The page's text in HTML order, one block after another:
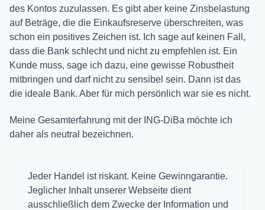
des Kontos zuzulassen. Es gibt aber keine Zinsbelastung
auf Beträge, die die Einkaufsreserve überschreiten, was
schon ein positives Zeichen ist. Ich sage auf keinen Fall,
dass die Bank schlecht und nicht zu empfehlen ist. Ein
Kunde muss, sage ich dazu, eine gewisse Robustheit
mitbringen und darf nicht zu sensibel sein. Dann ist das
die ideale Bank. Aber für mich persönlich war sie es nicht.
Meine Gesamterfahrung mit der ING-DiBa möchte ich
daher als neutral bezeichnen.
Jeder Handel ist riskant. Keine Gewinngarantie.
Jeglicher Inhalt unserer Webseite dient
ausschließlich dem Zwecke der Information und